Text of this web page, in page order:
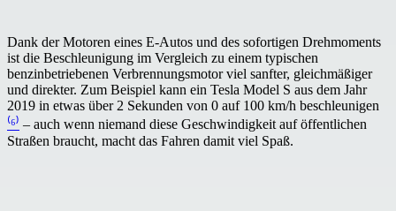
Dank der Motoren eines E-Autos und des sofortigen Drehmoments
ist die Beschleunigung im Vergleich zu einem typischen
benzinbetriebenen Verbrennungsmotor viel sanfter, gleichmäßiger
und direkter. Zum Beispiel kann ein Tesla Model S aus dem Jahr
2019 in etwas über 2 Sekunden von 0 auf 100 km/h beschleunigen
⁽⁶⁾ – auch wenn niemand diese Geschwindigkeit auf öffentlichen
Straßen braucht, macht das Fahren damit viel Spaß.